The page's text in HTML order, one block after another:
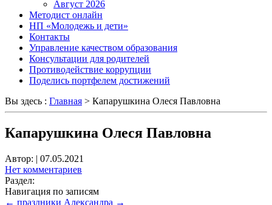
Август 2026
Методист онлайн
НП «Молодежь и дети»
Контакты
Управление качеством образования
Консультации для родителей
Противодействие коррупции
Поделись портфелем достижений
Вы здесь : Главная > Капарушкина Олеся Павловна
Капарушкина Олеся Павловна
Автор: | 07.05.2021
Нет комментариев
Раздел:
Навигация по записям
← праздники Александра →